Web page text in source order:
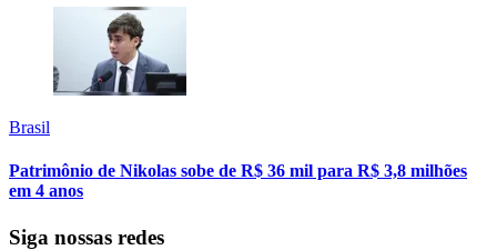
Brasil
Patrimônio de Nikolas sobe de R$ 36 mil para R$ 3,8 milhões
em 4 anos
Siga nossas redes